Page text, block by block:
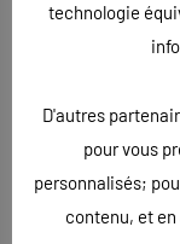
Pierrick Paget
pilotage moderne,
d’éditions 977
Ce site,
anglaise de ce
technologie
D'autres
pour vous
personnalisés;
contenu, et